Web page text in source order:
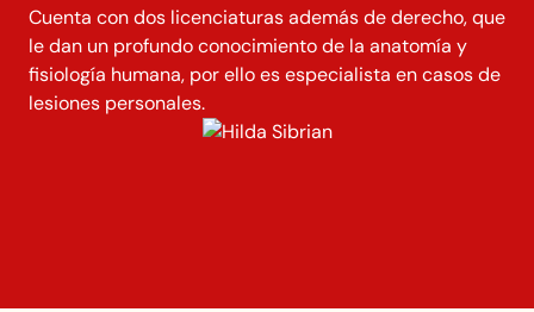
Cuenta con dos licenciaturas además de derecho, que
le dan un profundo conocimiento de la anatomía y
fisiología humana, por ello es especialista en casos de
lesiones personales.